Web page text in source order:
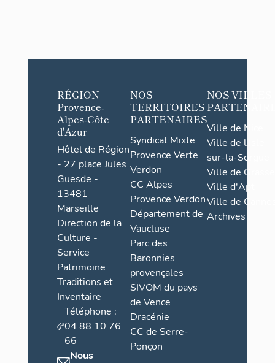
RÉGION
Provence-
Alpes-Côte
d'Azur
Hôtel de Région
- 27 place Jules
Guesde -
13481
Marseille
Direction de la
Culture -
Service
Patrimoine
Traditions et
Inventaire
Téléphone :
04 88 10 76
66
Nous
NOS
TERRITOIRES
PARTENAIRES
Syndicat Mixte
Provence Verte
Verdon
CC Alpes
Provence Verdon
Département de
Vaucluse
Parc des
Baronnies
provençales
SIVOM du pays
de Vence
Dracénie
CC de Serre-
Ponçon
NOS VILLES
Ville de Nice
Ville de l'Isle-
sur-la-Sorgue
Ville de Grasse
Ville d'Apt
Ville de
Archives